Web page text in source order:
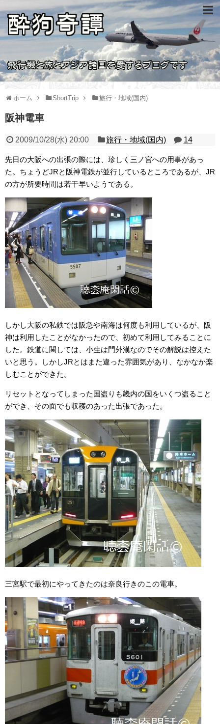
ホーム ShortTrip 旅行・地域(国内)
阪神電車
2009/10/28(水) 20:00 旅行・地域(国内) 14
先日の大阪への出張の際には、珍しく三ノ宮への用事があっ
た。ちょうどJRと阪神電鉄が並行しているところであるが、JR
の方が所要時間は若干早いようである。
しかし大阪の私鉄では阪急や南海は何度も利用しているが、阪
神は利用したことがなかったので、初めて利用してみることに
した。鉄道に関しては、小生は門外漢なのでその解説は控えた
いと思う。しかしJRとはまた違った雰囲気があり、なかなか楽
しむことができた。
リセットとなってしまった国盗りも畿内の国をいくつ盗ること
ができ、その面でも収穫のあった出張であった。
三宮駅で最初にやってきたのは奈良行きのこの電車。